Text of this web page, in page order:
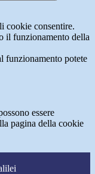
cookie consentire.
il funzionamento della
funzionamento potete
essere
pagina della cookie